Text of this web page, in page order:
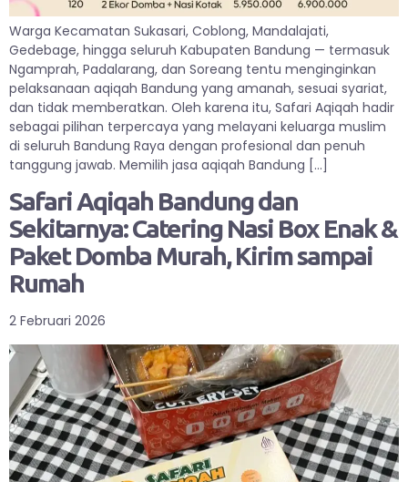
Warga Kecamatan Sukasari, Coblong, Mandalajati,
Gedebage, hingga seluruh Kabupaten Bandung — termasuk
Ngamprah, Padalarang, dan Soreang tentu menginginkan
pelaksanaan aqiqah Bandung yang amanah, sesuai syariat,
dan tidak memberatkan. Oleh karena itu, Safari Aqiqah hadir
sebagai pilihan terpercaya yang melayani keluarga muslim
di seluruh Bandung Raya dengan profesional dan penuh
tanggung jawab. Memilih jasa aqiqah Bandung […]
Safari Aqiqah Bandung dan
Sekitarnya: Catering Nasi Box Enak &
Paket Domba Murah, Kirim sampai
Rumah
2 Februari 2026